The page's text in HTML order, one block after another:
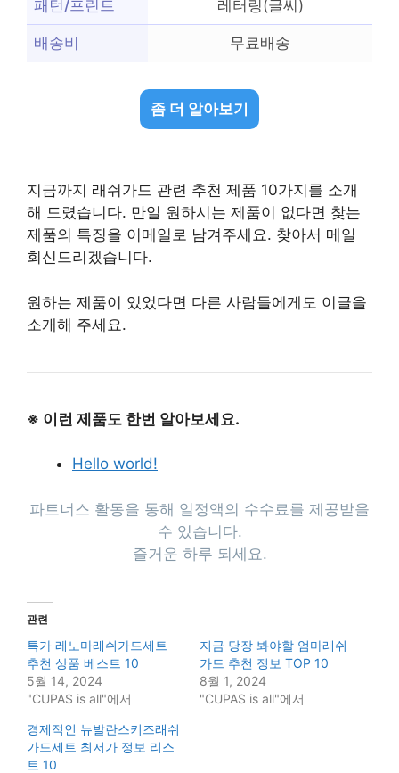
패턴/프린트 레터링(글씨)
배송비 무료배송
좀 더 알아보기
지금까지 래쉬가드 관련 추천 제품 10가지를 소개
해 드렸습니다. 만일 원하시는 제품이 없다면 찾는
제품의 특징을 이메일로 남겨주세요. 찾아서 메일
회신드리겠습니다.
원하는 제품이 있었다면 다른 사람들에게도 이글을
소개해 주세요.
※ 이런 제품도 한번 알아보세요.
Hello world!
파트너스 활동을 통해 일정액의 수수료를 제공받을
수 있습니다.
즐거운 하루 되세요.
관련
특가 레노마래쉬가드세트
추천 상품 베스트 10
5월 14, 2024
"CUPAS is all"에서
지금 당장 봐야할 엄마래쉬
가드 추천 정보 TOP 10
8월 1, 2024
"CUPAS is all"에서
경제적인 뉴발란스키즈래쉬
가드세트 최저가 정보 리스
트 10